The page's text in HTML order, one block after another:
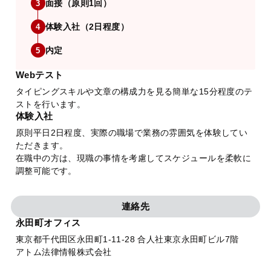
3 面接（原則1回）
4 体験入社（2日程度）
5 内定
Webテスト
タイピングスキルや文章の構成力を見る簡単な15分程度のテ
ストを行います。
体験入社
原則平日2日程度、実際の職場で業務の雰囲気を体験してい
ただきます。
在職中の方は、現職の事情を考慮してスケジュールを柔軟に
調整可能です。
連絡先
永田町オフィス
東京都千代田区永田町1-11-28 合人社東京永田町ビル7階
アトム法律情報株式会社